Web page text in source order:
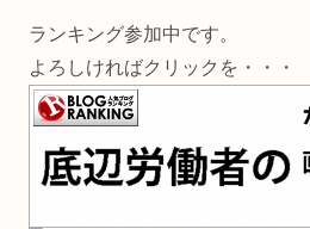
ランキング参加中です。
よろしければクリックを・・・